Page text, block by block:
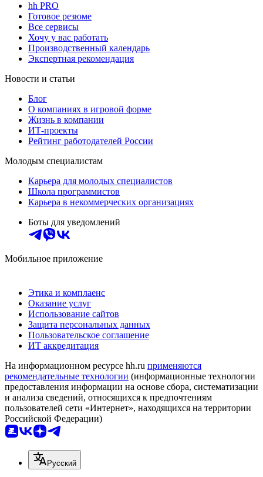
hh PRO
Готовое резюме
Все сервисы
Хочу у вас работать
Производственный календарь
Экспертная рекомендация
Новости и статьи
Блог
О компаниях в игровой форме
Жизнь в компании
ИТ-проекты
Рейтинг работодателей России
Молодым специалистам
Карьера для молодых специалистов
Школа программистов
Карьера в некоммерческих организациях
Боты для уведомлений
Мобильное приложение
Этика и комплаенс
Оказание услуг
Использование сайтов
Защита персональных данных
Пользовательское соглашение
ИТ аккредитация
На информационном ресурсе hh.ru применяются
рекомендательные технологии (информационные технологии
предоставления информации на основе сбора, систематизации
и анализа сведений, относящихся к предпочтениям
пользователей сети «Интернет», находящихся на территории
Российской Федерации)
Русский